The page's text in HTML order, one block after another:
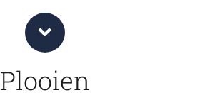
Plooien